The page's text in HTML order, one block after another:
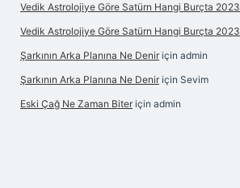
Vedik Astrolojiye Göre Satürn Hangi Burçta 2023
Vedik Astrolojiye Göre Satürn Hangi Burçta 2023
Şarkının Arka Planına Ne Denir için admin
Şarkının Arka Planına Ne Denir için Sevim
Eski Çağ Ne Zaman Biter için admin